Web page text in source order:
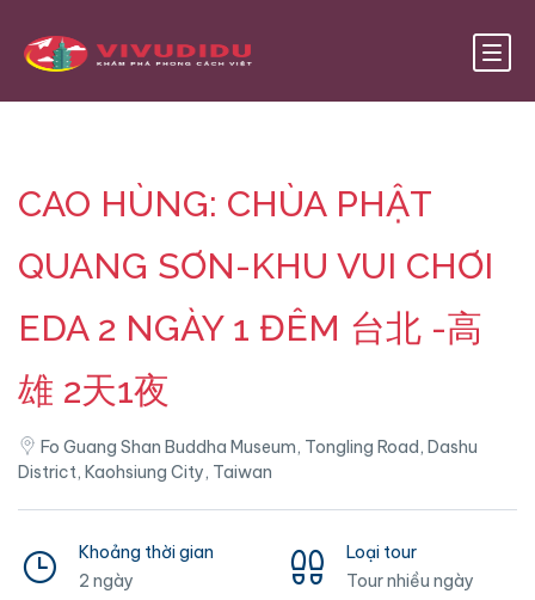
CAO HÙNG: CHÙA PHẬT
QUANG SƠN-KHU VUI CHƠI
EDA 2 NGÀY 1 ĐÊM 台北 -高
雄 2天1夜
Fo Guang Shan Buddha Museum, Tongling Road, Dashu
District, Kaohsiung City, Taiwan
Khoảng thời gian
2 ngày
Loại tour
Tour nhiều ngày